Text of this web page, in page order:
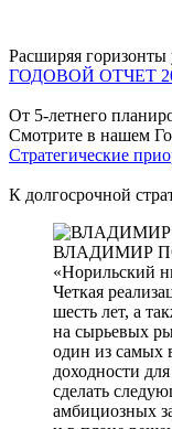
Расширяя горизонты
ГОДОВОЙ ОТЧЕТ
От 5-летнего
Смотрите в нашем
Стратегические
К долгосрочной
ВЛАДИМИР
«Норильский
Четкая
шесть лет, а
на сырьевых
один из самых
доходности
сделать
амбициозных